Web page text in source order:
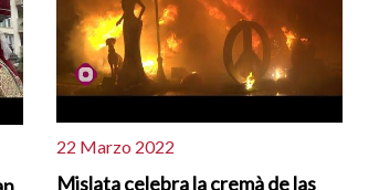
22 Marzo 2022
Mislata celebra la cremà de las